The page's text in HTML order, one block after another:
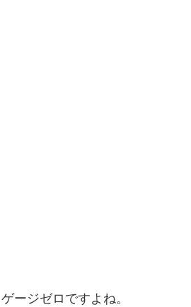
ージゼロですよね。